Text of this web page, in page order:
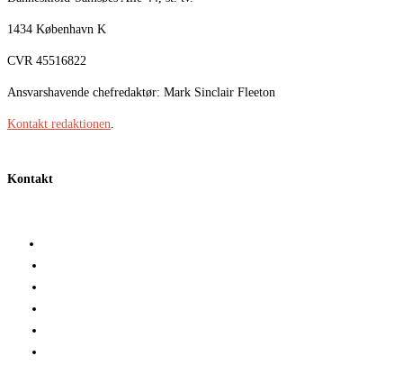
1434 København K
CVR 45516822
Ansvarshavende chefredaktør: Mark Sinclair Fleeton
Kontakt redaktionen
Kontakt